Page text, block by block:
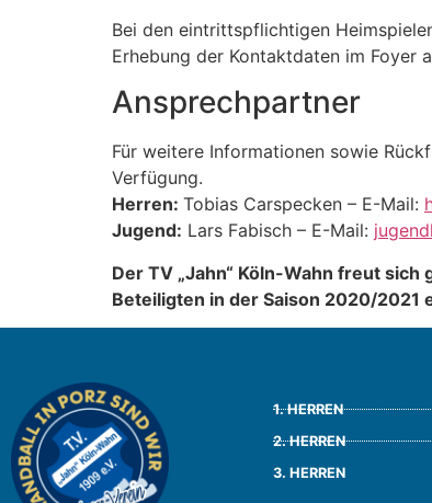
Bei den eintrittspflichtigen
Erhebung der Kontaktdaten im Foyer
Ansprechpartner
Für weitere Informationen sowie
Verfügung.
Herren: Tobias Carspecken – E-Mail:
Jugend: Lars Fabisch – E-Mail:
Der TV „Jahn“ Köln-Wahn freut
Beteiligten in der Saison 2020/2021
1. HERREN
2. HERREN
3. HERREN